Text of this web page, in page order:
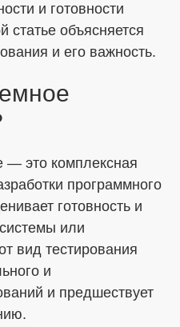
обработки ПДн
формой
и готовности
статье объясняется
и его важность.
— это комплексная
программного
готовность и
или
вид тестирования
и
и предшествует